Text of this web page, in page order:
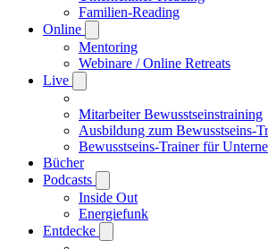
Familien-Reading
Online
Mentoring
Webinare / Online Retreats
Live
Mitarbeiter Bewusstseinstraining
Ausbildung zum Bewusstseins-
Bewusstseins-Trainer für
Bücher
Podcasts
Inside Out
Energiefunk
Entdecke